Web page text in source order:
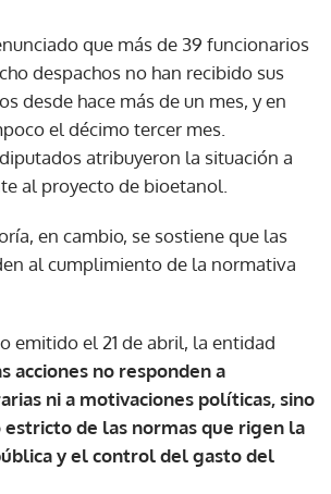
que más de 39 funcionarios
despachos no han recibido sus
desde hace más de un mes, y en
el décimo tercer mes.
atribuyeron la situación a
al proyecto de bioetanol.
en cambio, se sostiene que las
al cumplimiento de la normativa
emitido el 21 de abril, la entidad
acciones no responden a
ni a motivaciones políticas, sino
de las normas que rigen la
y el control del gasto del